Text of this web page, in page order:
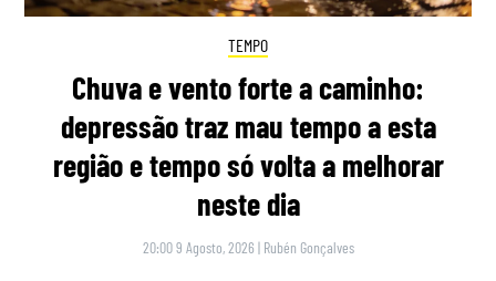
TEMPO
Chuva e vento forte a caminho:
depressão traz mau tempo a esta
região e tempo só volta a melhorar
neste dia
20:00 9 Agosto, 2026 | Rubén Gonçalves